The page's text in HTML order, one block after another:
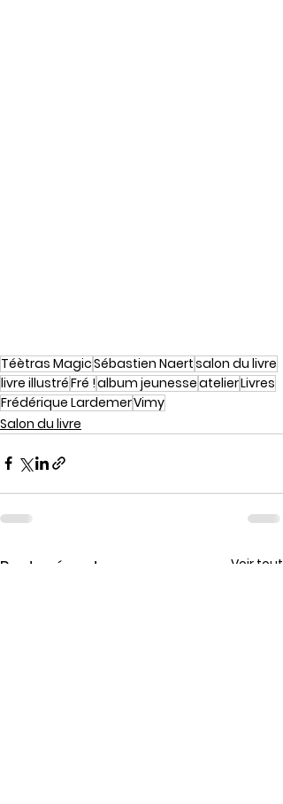
Téètras MagicSébastien Naertsalon du livre
livre illustréFré !album jeunesseatelierLivres
Frédérique LardemerVimy
Salon du livre
Posts récents Voir tout